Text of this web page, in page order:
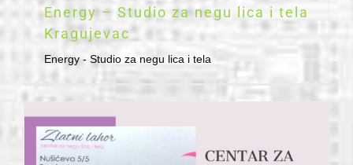
Energy – Studio za negu lica i tela
Kragujevac
Energy - Studio za negu lica i tela